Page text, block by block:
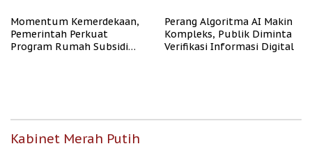
Momentum Kemerdekaan,
Pemerintah Perkuat
Program Rumah Subsidi
Perang Algoritma AI Makin
Kompleks, Publik Diminta
Verifikasi Informasi Digital
Kabinet Merah Putih